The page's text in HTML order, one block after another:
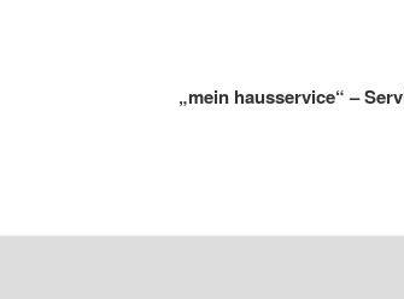
„mein hausservice“ –